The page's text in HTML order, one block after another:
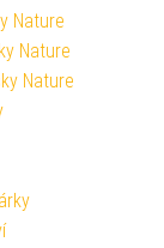
Nature
Nature
Nature